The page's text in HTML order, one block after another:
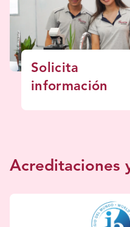
Solicita
información
Acreditaciones